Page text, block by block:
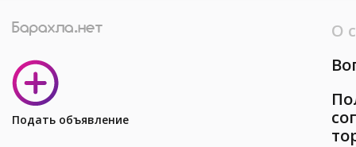
Подать объявление
О